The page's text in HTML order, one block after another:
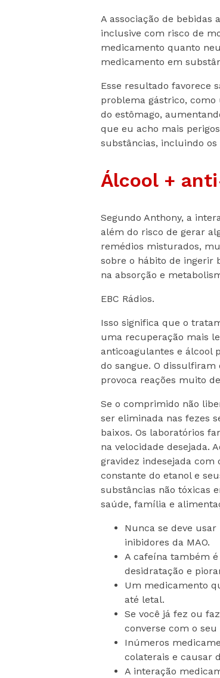
A associação de bebidas
inclusive com risco de
medicamento quanto
medicamento em
Esse resultado favorece
problema gástrico,
do estômago,
que eu acho mais
substâncias, incluindo
Álcool +
Segundo Anthony, a
além do risco de gerar
remédios misturados,
sobre o hábito de ingerir
na absorção e
EBC Rádios.
Isso significa que o
uma recuperação mais
anticoagulantes e álcool
do sangue. O
provoca reações muito
Se o comprimido não
ser eliminada nas fezes
baixos. Os laboratórios
na velocidade desejada.
gravidez indesejada
constante do etanol e
substâncias não tóxicas
saúde, família e
Nunca se deve
inibidores da MAO.
A cafeína também
desidratação e
Um medicamento
até letal.
Se você já fez ou
converse com o seu
Inúmeros
colaterais e causar
A interação